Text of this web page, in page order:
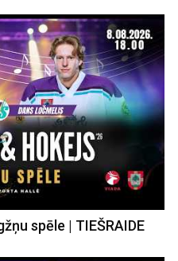
spēle | TIEŠRAIDE